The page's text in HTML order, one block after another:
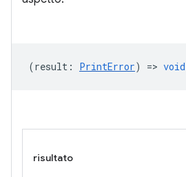
(result : PrintError) => void
risultato